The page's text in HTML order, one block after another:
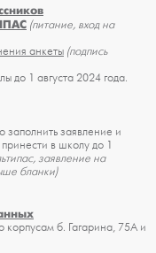
(питание, вход на
анкеты (подпись
до 1 августа 2024 года.
заполнить заявление и
в школу до 1
заявление на
бланки)
корпусам б. Гагарина, 75А и